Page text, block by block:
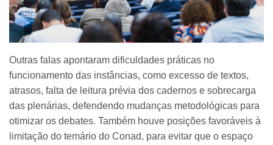
Outras falas apontaram dificuldades práticas no
funcionamento das instâncias, como excesso de textos,
atrasos, falta de leitura prévia dos cadernos e sobrecarga
das plenárias, defendendo mudanças metodológicas para
otimizar os debates. Também houve posições favoráveis à
limitação do temário do Conad, para evitar que o espaço